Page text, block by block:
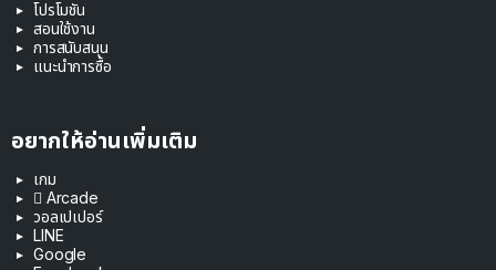
โปรโมชัน
สอนใช้งาน
การสนับสนุน
แนะนำการซื้อ
อยากให้อ่านเพิ่มเติม
เกม
 Arcade
วอลเปเปอร์
LINE
Google